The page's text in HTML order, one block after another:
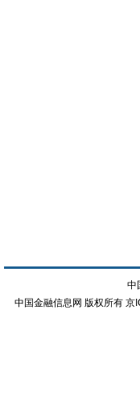
中
中国金融信息网 版权所有 京